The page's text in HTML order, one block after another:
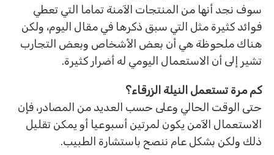
سوف نجد أنها من المنتجات الآمنة تماما التي تعطي
فوائد كثيرة مثل التي سبق ذكرها في مقال اليوم، ولكن
هناك ملحوظة هي أن بعض الأشخاص وبعض التجارب
تشير إلى أن الاستعمال اليومي له أضرار كثيرة.
كم مرة تستعمل النيلة الزرقاء؟
حتى الوقت الحالي وعلى حسب العديد من المصادر، فإن
الاستعمال الآمن يكون لمرتين أسبوعيا أو يمكن تقليل
ذلك ولكن بشكل عام ننصح باستشارة الطبيب.